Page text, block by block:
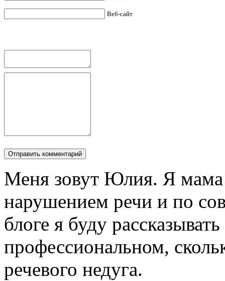
Веб-сайт
Меня зовут Юлия. Я мама
нарушением речи и по
блоге я буду
профессиональном,
речевого недуга.